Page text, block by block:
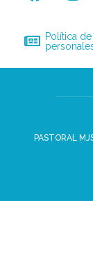
Política
PASTORAL